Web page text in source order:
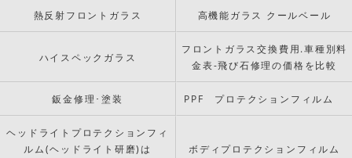
熱反射フロントガラス 高機能ガラス クールベール
ハイスペックガラス
フロントガラス交換費用.車種別料
金表-飛び石修理の価格を比較
鈑金修理･塗装 PPF プロテクションフィルム
ヘッドライトプロテクションフィ
ルム(ヘッドライト研磨)は
ボディプロテクションフィルム